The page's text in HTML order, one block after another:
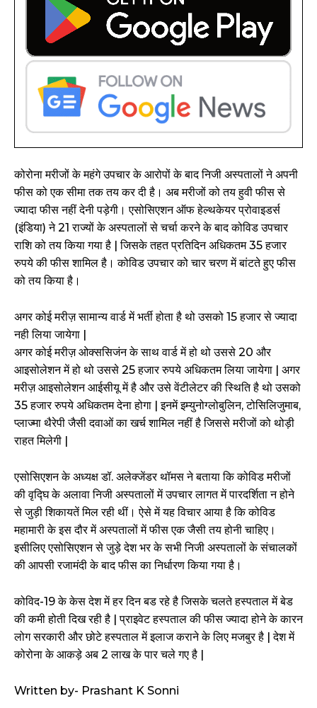
कोरोना मरीजों के महंगे उपचार के आरोपों के बाद निजी अस्पतालों ने अपनी
फीस को एक सीमा तक तय कर दी है। अब मरीजों को तय हुवी फीस से
ज्यादा फीस नहीं देनी पड़ेगी। एसोसिएशन ऑफ हेल्थकेयर प्रोवाइडर्स
(इंडिया) ने 21 राज्यों के अस्पतालों से चर्चा करने के बाद कोविड उपचार
राशि को तय किया गया है | जिसके तहत प्रतिदिन अधिकतम 35 हजार
रुपये की फीस शामिल है। कोविड उपचार को चार चरण में बांटते हुए फीस
को तय किया है।
अगर कोई मरीज़ सामान्य वार्ड में भर्ती होता है थो उसको 15 हजार से ज्यादा
नही लिया जायेगा |
अगर कोई मरीज़ ओक्ससिजंन के साथ वार्ड में हो थो उससे 20 और
आइसोलेशन में हो थो उससे 25 हजार रुपये अधिकतम लिया जायेगा | अगर
मरीज़ आइसोलेशन आईसीयू में है और उसे वेंटीलेटर की स्थिति है थो उसको
35 हजार रुपये अधिकतम देना होगा | इनमें इम्युनोग्लोबुलिन, टोसिलिजुमाब,
प्लाज्मा थैरेपी जैसी दवाओं का खर्च शामिल नहीं है जिससे मरीजों को थोड़ी
राहत मिलेगी |
एसोसिएशन के अध्यक्ष डॉ. अलेक्जेंडर थॉमस ने बताया कि कोविड मरीजों
की वृद्घि के अलावा निजी अस्पतालों में उपचार लागत में पारदर्शिता न होने
से जुड़ी शिकायतें मिल रही थीं। ऐसे में यह विचार आया है कि कोविड
महामारी के इस दौर में अस्पतालों में फीस एक जैसी तय होनी चाहिए।
इसीलिए एसोसिएशन से जुड़े देश भर के सभी निजी अस्पतालों के संचालकों
की आपसी रजामंदी के बाद फीस का निर्धारण किया गया है।
कोविद-19 के केस देश में हर दिन बड रहे है जिसके चलते हस्पताल में बेड
की कमी होती दिख रही है | प्राइवेट हस्पताल की फीस ज्यादा होने के कारन
लोग सरकारी और छोटे हस्पताल में इलाज कराने के लिए मजबुर है | देश में
कोरोना के आकड़े अब 2 लाख के पार चले गए है |
Written by- Prashant K Sonni